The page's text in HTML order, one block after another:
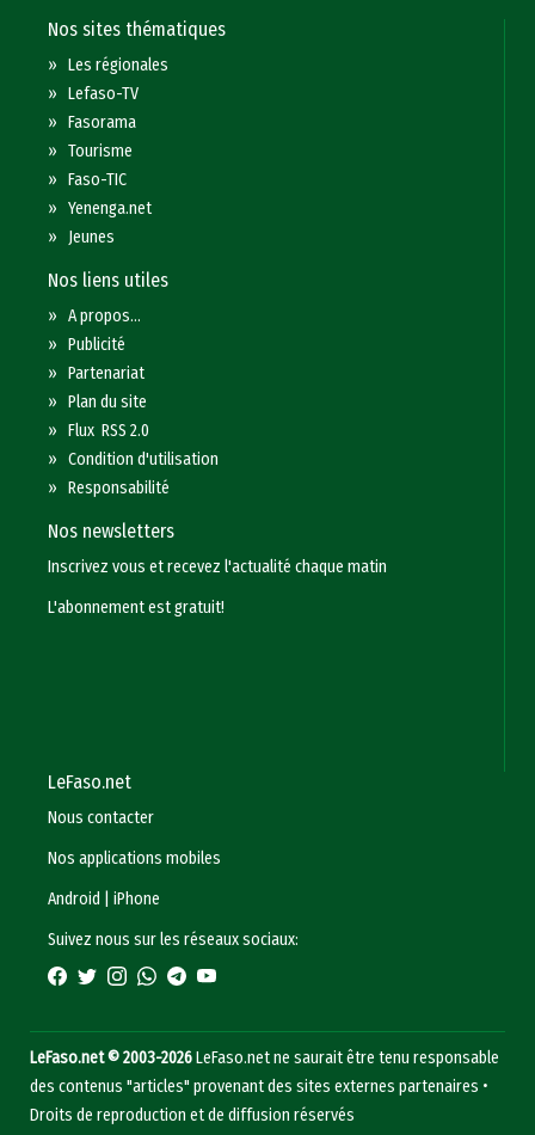
Nos sites thématiques
»Les régionales
»Lefaso-TV
»Fasorama
»Tourisme
»Faso-TIC
»Yenenga.net
» Jeunes
Nos liens utiles
»A propos...
»Publicité
»Partenariat
»Plan du site
»Flux RSS 2.0
»Condition d'utilisation
»Responsabilité
Nos newsletters
Inscrivez vous et recevez l'actualité chaque matin
L'abonnement est gratuit!
LeFaso.net
Nous contacter
Nos applications mobiles
Android
|iPhone
Suivez nous sur les réseaux sociaux:
LeFaso.net © 2003-2026LeFaso.net ne saurait être tenu responsable
des contenus "articles" provenant des sites externes partenaires •
Droits de reproduction et de diffusion réservés